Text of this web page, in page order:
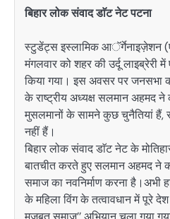
बिहार लोक संवाद डाॅट नेट पटना
स्टुडेंट्स इस्लामिक आॅर्गेनाइज़ेशन
मंगलवार को शहर की उर्दू लाइब्रेरी
किया गया। इस अवसर पर
के राष्ट्रीय अध्यक्ष सलमान अहमद ने
मुसलमानों के सामने कुछ चुनैतियां हैं,
नहीं हैं।
बिहार लोक संवाद डाॅट नेट के
बातचीत करते हुए सलमान अहमद
समाज का नवनिर्माण करना है।अभी
के महिला विंग के तत्वावधान में पूरे